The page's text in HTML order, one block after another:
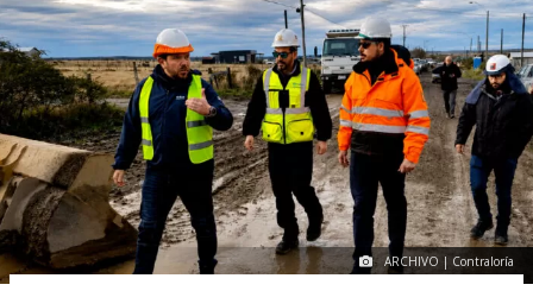
ARCHIVO | Contraloría